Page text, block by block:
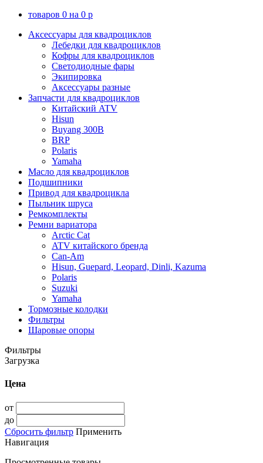
товаров 0 на 0 p
Аксессуары для квадроциклов
Лебедки для квадроциклов
Кофры для квадроциклов
Светодиодные фары
Экипировка
Аксессуары разные
Запчасти для квадроциклов
Китайский ATV
Hisun
Buyang 300B
BRP
Polaris
Yamaha
Масло для квадроциклов
Подшипники
Привод для квадроцикла
Пыльник шруса
Ремкомплекты
Ремни вариатора
Arctic Cat
ATV китайского бренда
Can-Am
Hisun, Guepard, Leopard, Dinli, Kazuma
Polaris
Suzuki
Yamaha
Тормозные колодки
Фильтры
Шаровые опоры
Фильтры
Загрузка
Цена
от
до
Сбросить фильтр Применить
Навигация